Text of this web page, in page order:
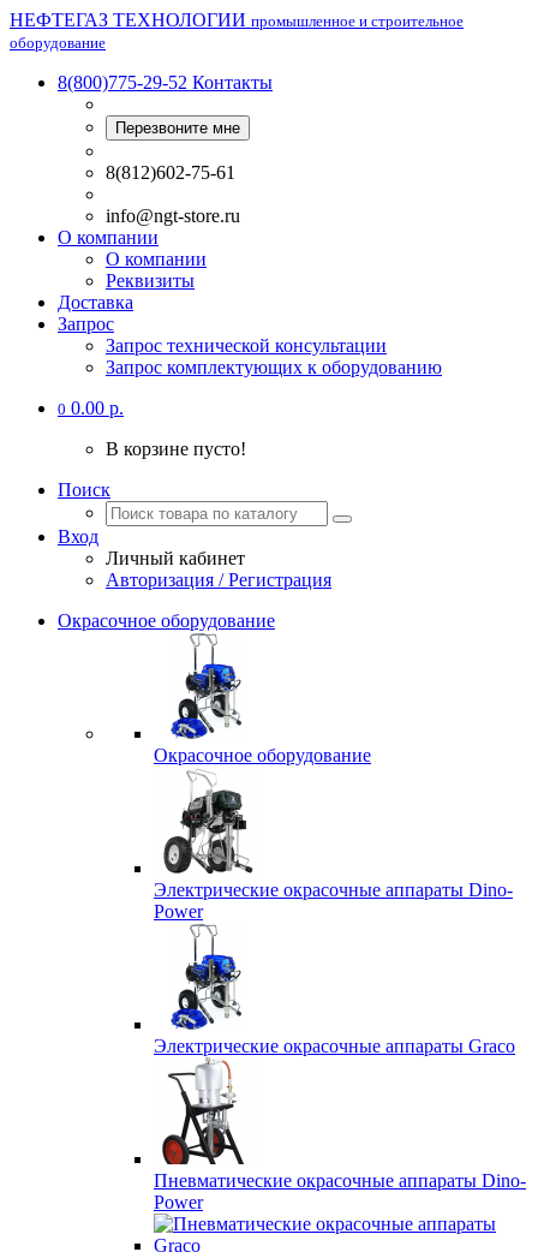
НЕФТЕГАЗ ТЕХНОЛОГИИ промышленное и строительное
оборудование
8(800)775-29-52 Контакты
Перезвоните мне
8(812)602-75-61
info@ngt-store.ru
О компании
О компании
Реквизиты
Доставка
Запрос
Запрос технической консультации
Запрос комплектующих к оборудованию
0 0.00 р.
В корзине пусто!
Поиск
Вход
Личный кабинет
Авторизация / Регистрация
Окрасочное оборудование
Окрасочное оборудование
Электрические окрасочные аппараты Dino-
Power
Электрические окрасочные аппараты Graco
Пневматические окрасочные аппараты Dino-
Power